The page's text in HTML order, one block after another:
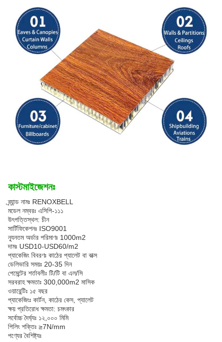
কাস্টমাইজেশনঃ
ব্র্যান্ড নামঃ RENOXBELL
মডেল নম্বরঃ এসিপি-১১১
উৎপত্তিস্থল: চীন
সার্টিফিকেশনঃ ISO9001
ন্যূনতম অর্ডার পরিমাণঃ 1000m2
দামঃ USD10-USD60/m2
প্যাকেজিং বিবরণঃ কাঠের প্যালেট বা বাক্স
ডেলিভারি সময়ঃ 20-35 দিন
পেমেন্টের শর্তাবলীঃ টি/টি বা এল/সি
সরবরাহ ক্ষমতাঃ 300,000m2 মাসিক
ওয়ারেন্টিঃ ১৫ বছর
প্যাকেজিংঃ কার্টন, কাঠের কেস, প্যালেট
ক্ষয় প্রতিরোধ ক্ষমতা: চমৎকার
সর্বোচ্চ দৈর্ঘ্যঃ ১২,০০০ মিমি
পিলিং শক্তিঃ ≥7N/mm
পণ্যের বৈশিষ্ট্যঃ